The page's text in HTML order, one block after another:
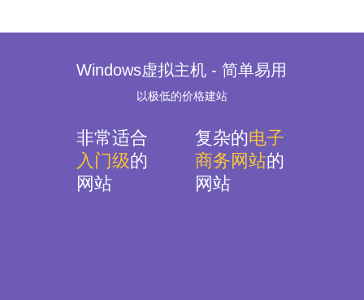
Windows虚拟主机 - 简单易用
以极低的价格建站
非常适合
入门级的
网站
复杂的电子
商务网站的
网站